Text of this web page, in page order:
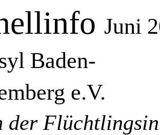
Juni
Baden-
e.V.
der